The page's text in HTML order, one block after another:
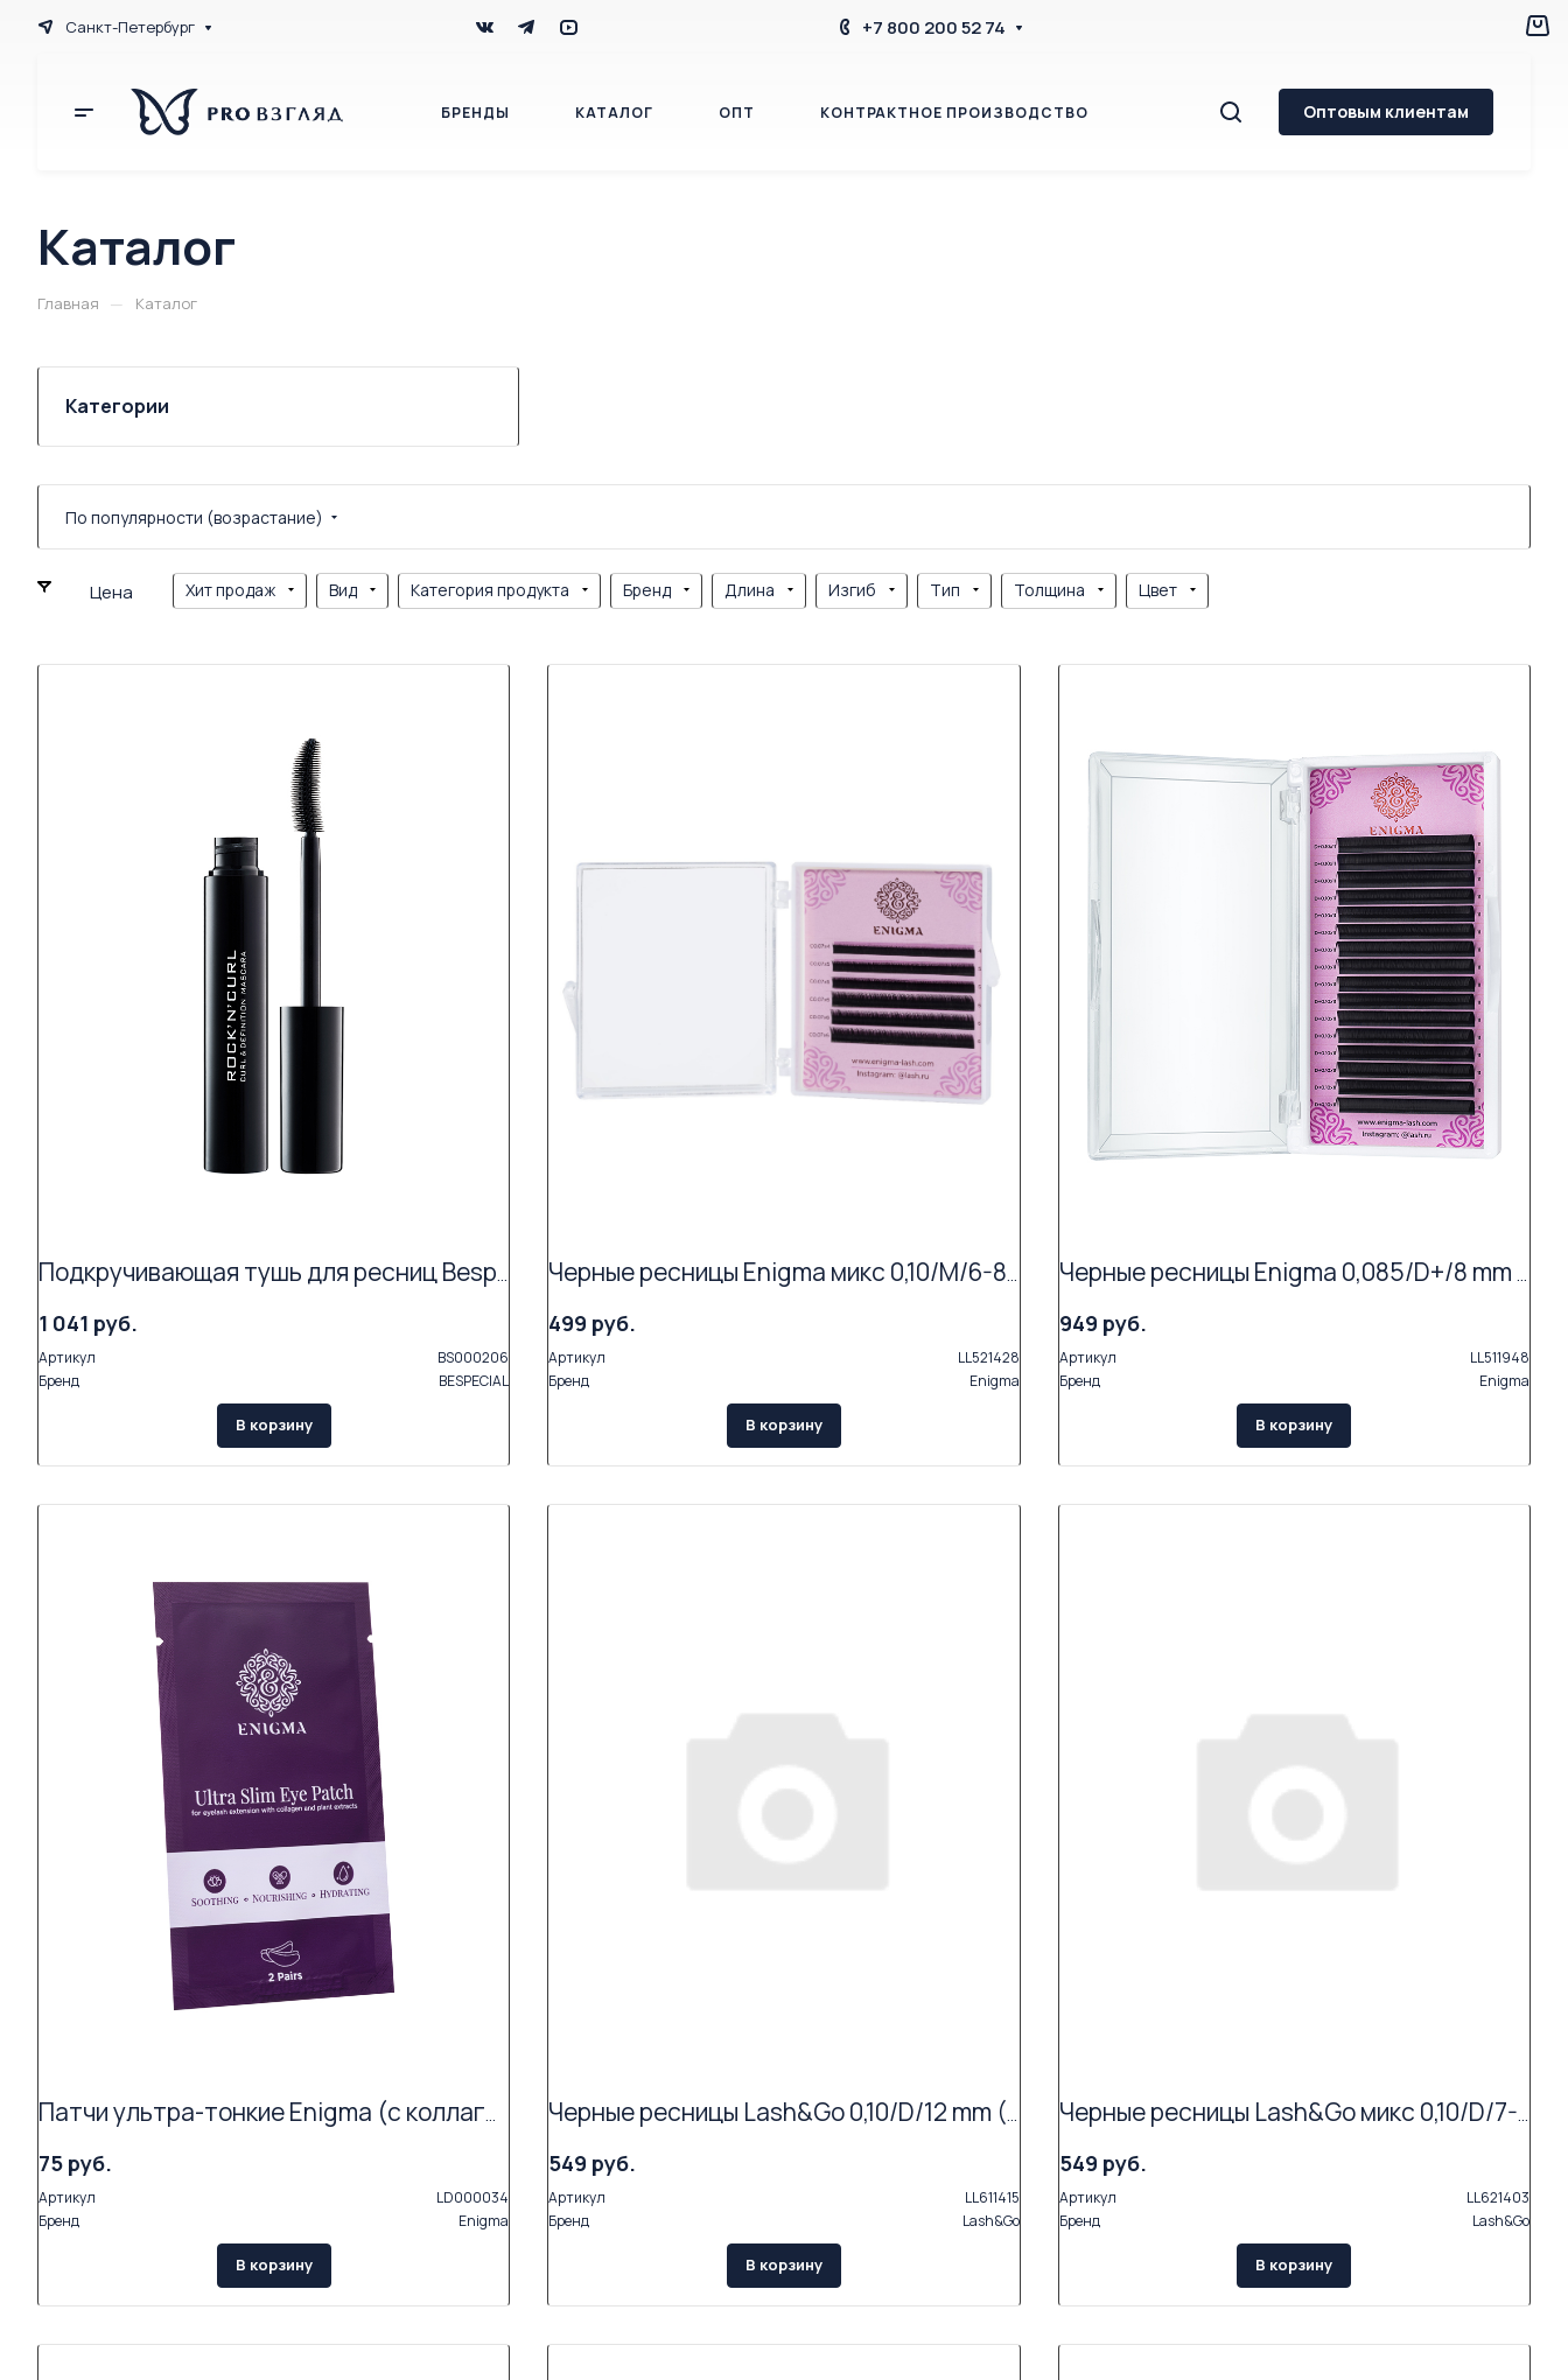
Санкт-Петербург +7 800 200 52 74
БРЕНДЫ КАТАЛОГ ОПТ КОНТРАКТНОЕ ПРОИЗВОДСТВО Оптовым клиентам
Каталог
Главная — Каталог
Категории
По популярности (возрастание)
Цена Хит продаж Вид Категория продукта Бренд Длина Изгиб Тип Толщина Цвет
Подкручивающая тушь для ресниц Bespecial «ROCK'N'CURL» (цвет coal black 01)
1 041 руб.
Артикул
BS000206
Бренд
BESPECIAL
В корзину
Черные ресницы Enigma микс 0,10/M/6-8 mm (6 линий)
499 руб.
Артикул
LL521428
Бренд
Enigma
В корзину
Черные ресницы Enigma 0,085/D+/8 mm + (16 линий)
949 руб.
Артикул
LL511948
Бренд
Enigma
В корзину
Патчи ультра-тонкие Enigma (с коллагеном и экстрактами растений, 2 пары в упаковке)
75 руб.
Артикул
LD000034
Бренд
Enigma
В корзину
Черные ресницы Lash&Go 0,10/D/12 mm (16 линий)
549 руб.
Артикул
LL611415
Бренд
Lash&Go
В корзину
Черные ресницы Lash&Go микс 0,10/D/7-14 mm (16 линий)
549 руб.
Артикул
LL621403
Бренд
Lash&Go
В корзину